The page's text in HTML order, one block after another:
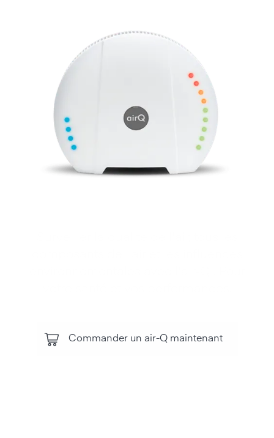
Commander un air-Q maintenant